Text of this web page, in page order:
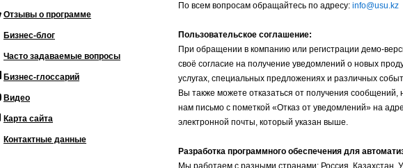
Отзывы о программе
Бизнес-блог
Часто задаваемые вопросы
Бизнес-глоссарий
Видео
Карта сайта
Контактные данные
По всем вопросам обращайтесь по адресу: info@usu.kz
Пользовательское соглашение:
При обращении в компанию или регистрации демо-
своё согласие на получение уведомлений о новых
услугах, специальных предложениях и различных
Вы также можете отказаться от получения сообщений,
нам письмо с пометкой «Отказ от уведомлений» на
электронной почты, который указан выше.
Разработка программного обеспечения для
Мы работаем с разными странами: Россия, Казахстан,